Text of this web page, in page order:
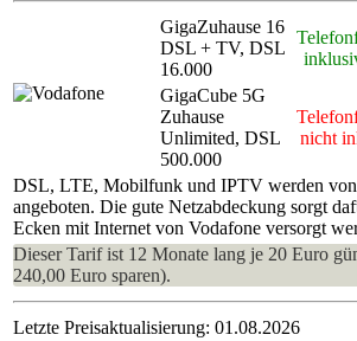
GigaZuhause 16
DSL + TV, DSL
16.000
GigaCube 5G
Zuhause
Unlimited, DSL
500.000
nicht
DSL, LTE, Mobilfunk und IPTV werden von
angeboten. Die gute Netzabdeckung sorgt
Ecken mit Internet von Vodafone versorgt
Dieser Tarif ist 12 Monate lang je 20 Euro
240,00 Euro sparen).
Letzte Preisaktualisierung: 01.08.2026